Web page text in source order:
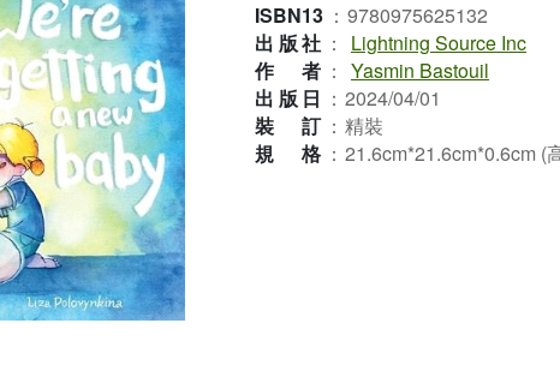
ISBN13 ： 9780975625132
出版社 ：
Lightning Source Inc
作者 ： Yasmin Bastouil
出版日 ： 2024/04/01
裝訂 ： 精裝
規格 ： 21.6cm*21.6cm*0.6cm (